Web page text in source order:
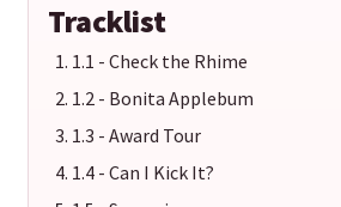
Tracklist
1.1 - Check the Rhime
1.2 - Bonita Applebum
1.3 - Award Tour
1.4 - Can I Kick It?